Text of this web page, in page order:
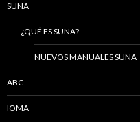
SUNA
¿QUÉ ES SUNA?
NUEVOS MANUALES SUNA
ABC
IOMA